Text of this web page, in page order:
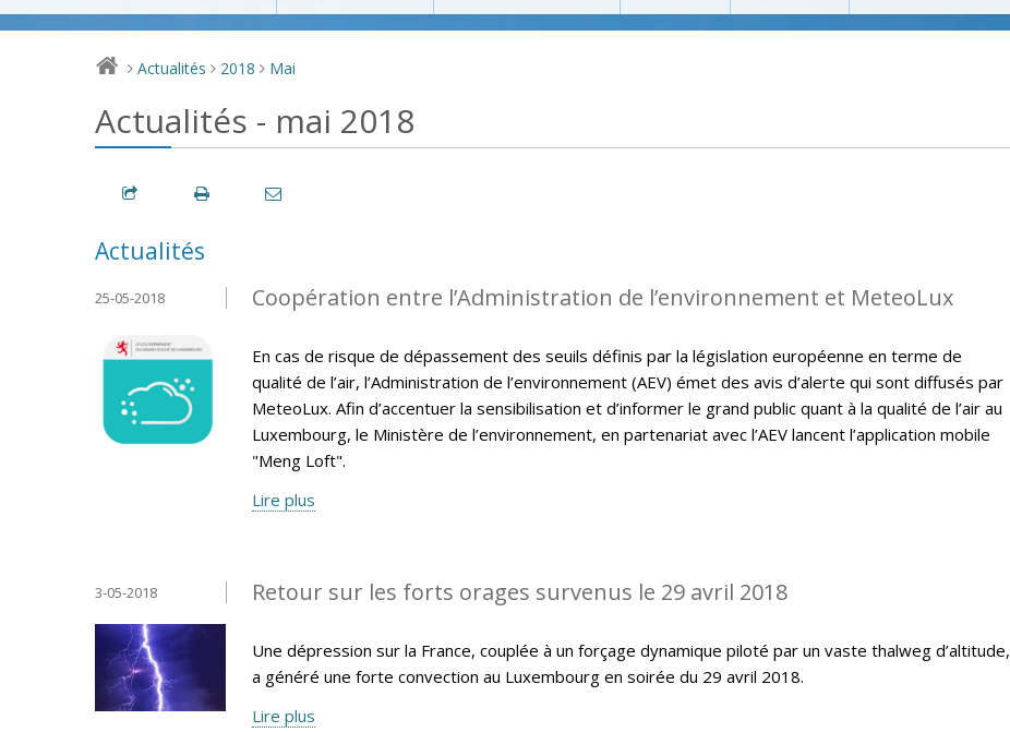
> Actualités > 2018 > Mai
Actualités - mai 2018
Actualités
Coopération entre l’Administration de l’environnement et MeteoLux
25-05-2018
En cas de risque de dépassement des seuils définis par la législation européenne en terme de
qualité de l’air, l’Administration de l’environnement (AEV) émet des avis d’alerte qui sont diffusés par
MeteoLux. Afin d’accentuer la sensibilisation et d’informer le grand public quant à la qualité de l’air au
Luxembourg, le Ministère de l’environnement, en partenariat avec l’AEV lancent l’application mobile
"Meng Loft".
Lire plus
Retour sur les forts orages survenus le 29 avril 2018
3-05-2018
Une dépression sur la France, couplée à un forçage dynamique piloté par un vaste thalweg d’altitude,
a généré une forte convection au Luxembourg en soirée du 29 avril 2018.
Lire plus